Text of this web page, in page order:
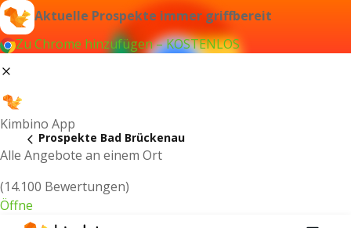
Aktuelle Prospekte immer griffbereit
Zu Chrome hinzufügen – KOSTENLOS
Kimbino App
Alle Angebote an einem Ort
(14.100 Bewertungen)
Öffne
Prospekte Bad Brückenau